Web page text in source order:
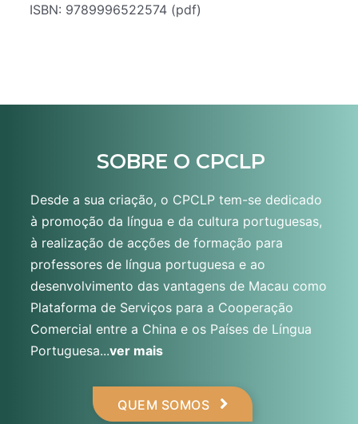
ISBN: 9789996522574 (pdf)
SOBRE O CPCLP
Desde a sua criação, o CPCLP tem-se dedicado
à promoção da língua e da cultura portuguesas,
à realização de acções de formação para
professores de língua portuguesa e ao
desenvolvimento das vantagens de Macau como
Plataforma de Serviços para a Cooperação
Comercial entre a China e os Países de Língua
Portuguesa...ver mais
QUEM SOMOS